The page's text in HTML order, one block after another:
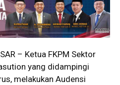
– Ketua FKPM Sektor
yang didampingi
melakukan Audensi